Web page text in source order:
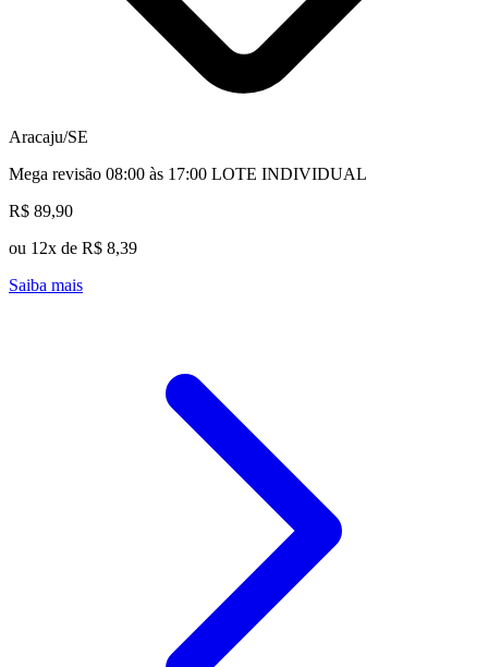
Aracaju/SE
Mega revisão 08:00 às 17:00 LOTE INDIVIDUAL
R$ 89,90
ou 12x de R$ 8,39
Saiba mais